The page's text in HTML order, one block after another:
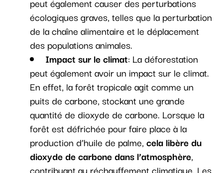
peut également causer des perturbations
écologiques graves, telles que la perturbation
de la chaîne alimentaire et le déplacement
des populations animales.
Impact sur le climat: La déforestation
peut également avoir un impact sur le climat.
En effet, la forêt tropicale agit comme un
puits de carbone, stockant une grande
quantité de dioxyde de carbone. Lorsque la
forêt est défrichée pour faire place à la
production d’huile de palme, cela libère du
dioxyde de carbone dans l’atmosphère,